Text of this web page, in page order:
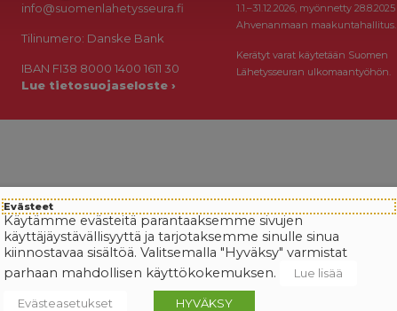
info@suomenlahetysseura.fi
Tilinumero: Danske Bank
IBAN FI38 8000 1400 1611 30
Lue tietosuojaseloste ›
1.1.–31.12.2026, myönnetty 28.8.2025
Ahvenanmaan maakuntahallitus.
Kerätyt varat käytetään Suomen
Lähetysseuran ulkomaantyöhön.
Evästeet
Käytämme evästeitä parantaaksemme sivujen
käyttäjäystävällisyyttä ja tarjotaksemme sinulle sinua
kiinnostavaa sisältöä. Valitsemalla "Hyväksy" varmistat
parhaan mahdollisen käyttökokemuksen.
Lue lisää
Evästeasetukset HYVÄKSY